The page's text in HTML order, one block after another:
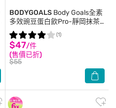
BODYGOALS Body Goals全素
多效豌豆蛋白飲Pro-靜岡抹茶
40g/包
$47/件
(售價已折)
$55
(1)